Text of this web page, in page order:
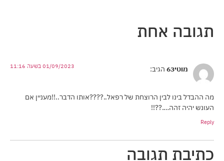
תגובה אחת
מוטי63 הגיב: 01/09/2023 בשעה 11:16
מה ההבדל בינו לבין הרוצחת של רפאל..????אותו הדבר..!!מעניין אם
העונש יהיה זהה….??!!
Reply
כתיבת תגובה